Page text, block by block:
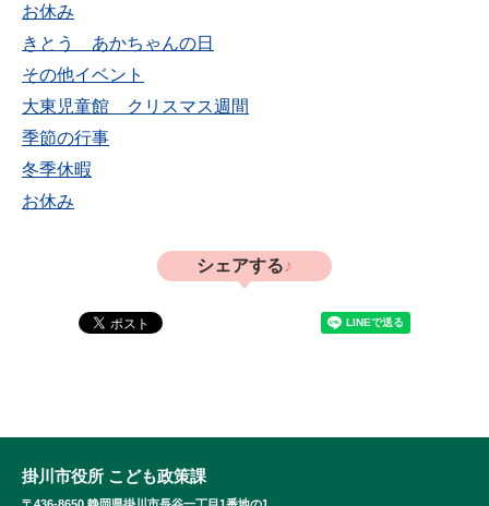
お休み
きとう あかちゃんの日
その他イベント
大東児童館 クリスマス週間
季節の行事
冬季休暇
お休み
シェアする
掛川市役所 こども政策課
〒436-8650 静岡県掛川市長谷一丁目1番地の1